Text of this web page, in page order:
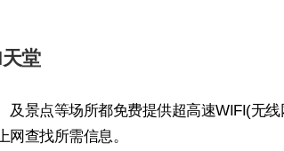
堂
及景点等场所都免费提供超高速WIFI(无
查找所需信息。